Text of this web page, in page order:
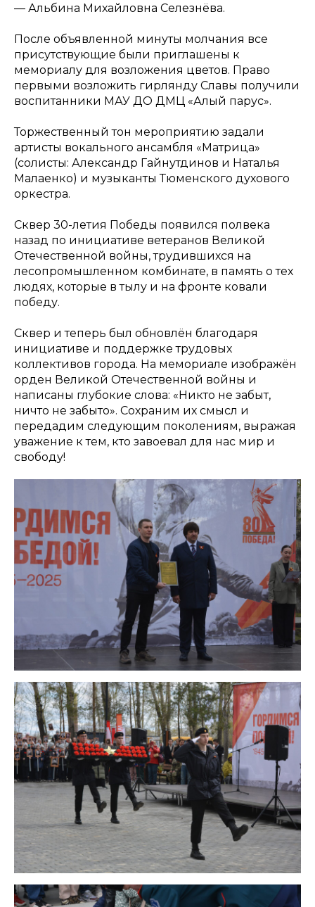
— Альбина Михайловна Селезнёва.
После объявленной минуты молчания все
присутствующие были приглашены к
мемориалу для возложения цветов. Право
первыми возложить гирлянду Славы получили
воспитанники МАУ ДО ДМЦ «Алый парус».
Торжественный тон мероприятию задали
артисты вокального ансамбля «Матрица»
(солисты: Александр Гайнутдинов и Наталья
Малаенко) и музыканты Тюменского духового
оркестра.
Сквер 30-летия Победы появился полвека
назад по инициативе ветеранов Великой
Отечественной войны, трудившихся на
лесопромышленном комбинате, в память о тех
людях, которые в тылу и на фронте ковали
победу.
Сквер и теперь был обновлён благодаря
инициативе и поддержке трудовых
коллективов города. На мемориале изображён
орден Великой Отечественной войны и
написаны глубокие слова: «Никто не забыт,
ничто не забыто». Сохраним их смысл и
передадим следующим поколениям, выражая
уважение к тем, кто завоевал для нас мир и
свободу!